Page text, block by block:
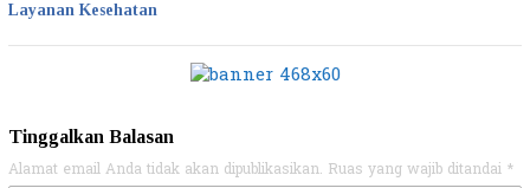
Layanan Kesehatan
Tinggalkan Balasan
Alamat email Anda tidak akan dipublikasikan. Ruas yang wajib ditandai *